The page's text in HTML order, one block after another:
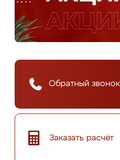
Обратный звонок
Заказать расчёт